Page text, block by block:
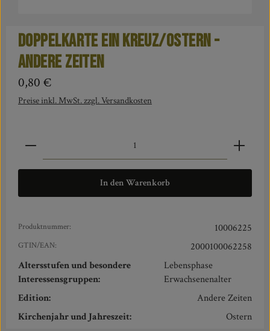
Doppelkarte Ein Kreuz/Ostern -
Andere Zeiten
Regulärer Preis:
0,80 €
Preise inkl. MwSt. zzgl. Versandkosten
Produkt Anzahl: Gib den gewünschten Wert ein oder
In den Warenkorb
Produktnummer: 10006225
GTIN/EAN:
2000100062258
Altersstufen und besondere
Interessensgruppen:
Lebensphase
Erwachsenenalter
Edition:
Andere Zeiten
Kirchenjahr und Jahreszeit:
Ostern